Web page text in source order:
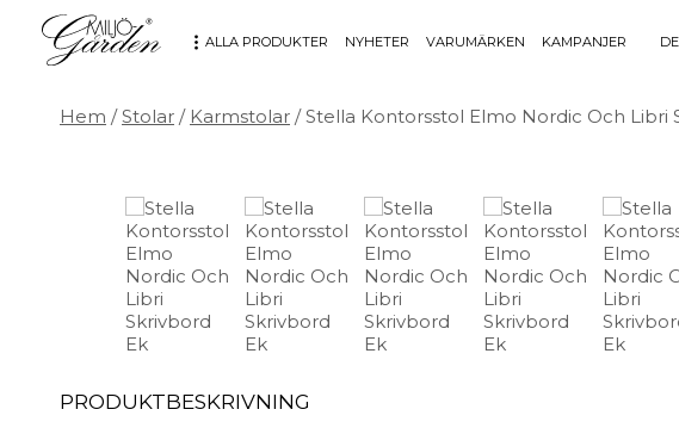
ALLA PRODUKTER
Hallbänkar
Kontorsmöbler
Möbeltillbehör
Stolsdynor
Badrum
Barn
Affischer
Dekorativt
Fat & skålar
Förvaring
NYHETER VARUMÄRKEN KAMPANJER
Hem /Stolar / Karmstolar / Stella Kontorsstol Elmo Nordic Och Libri
PRODUKTBESKRIVNING